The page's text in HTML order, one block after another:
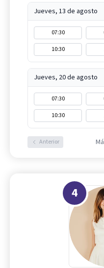
Jueves, 13 de agosto
07:30
10:30
Jueves, 20 de agosto
07:30
10:30
Anterior
4